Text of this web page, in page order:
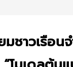
มชาวเรือน